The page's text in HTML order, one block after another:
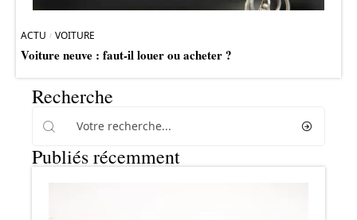
ACTU VOITURE
Voiture neuve : faut-il louer ou acheter ?
Recherche
Publiés récemment